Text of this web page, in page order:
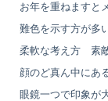
お年を重ねますと
難色を示す方が多
柔軟な考え方 素
顔のど真ん中にあ
眼鏡一つで印象が